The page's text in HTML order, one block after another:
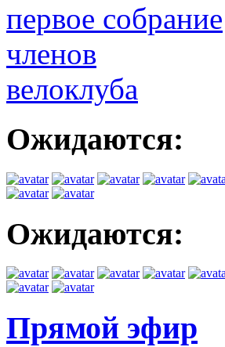
первое собрание
членов
велоклуба
Ожидаются:
Ожидаются:
Прямой эфир